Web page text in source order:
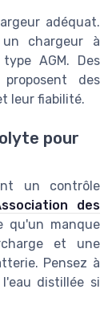
adéquat.
chargeur à
AGM. Des
proposent des
leur fiabilité.
pour
un contrôle
des
qu'un manque
et une
Pensez à
distillée si